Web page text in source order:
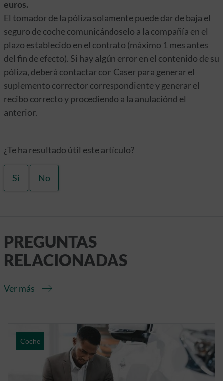
euros.
El tomador de la póliza solamente puede dar de baja el
seguro de coche comunicándoselo a la compañía en el
plazo establecido en el contrato (máximo 1 mes antes
del fin de efecto). Si hay algún error en el contenido de su
póliza, deberá contactar con Caser para generar el
suplemento corrector correspondiente y generar el
recibo correcto y procediendo a la anulaciónd el
anterior.
¿Te ha resultado útil este artículo?
Sí No
PREGUNTAS
RELACIONADAS
Ver más
Coche